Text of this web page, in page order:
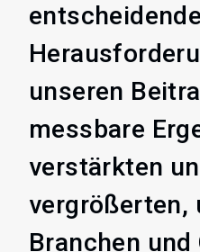
unseren
messbare
verstärkten
vergrößerten,
Branchen und